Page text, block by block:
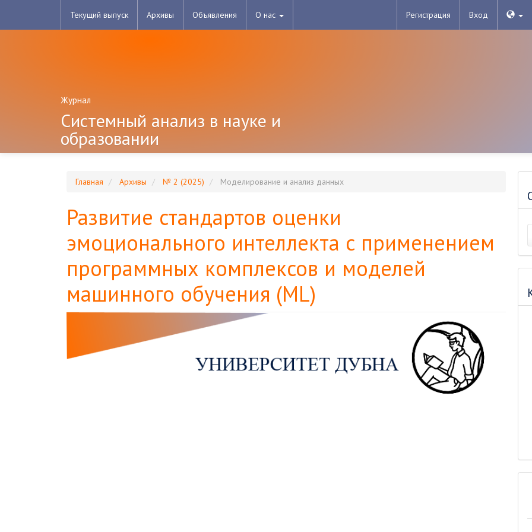
навигационная
панель
Текущий выпуск Архивы Объявления О нас Регистрация Вход
Журнал
Системный анализ в науке и
образовании
Главная Архивы № 2 (2025) Моделирование и анализ данных
Развитие стандартов оценки
эмоционального интеллекта с применением
программных комплексов и моделей
машинного обучения (ML)
Боковая
панель
статьи